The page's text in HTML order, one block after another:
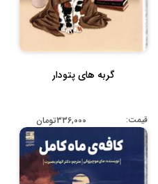
گربه های پتودار
قیمت: 336,000تومان